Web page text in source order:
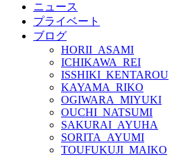
ニュース
プライベート
ブログ
HORII_ASAMI
ICHIKAWA_REI
ISSHIKI_KENTAROU
KAYAMA_RIKO
OGIWARA_MIYUKI
OUCHI_NATSUMI
SAKURAI_AYUHA
SORITA_AYUMI
TOUFUKUJI_MAIKO